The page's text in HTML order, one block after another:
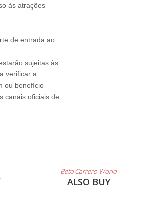
às atrações
de entrada ao
sujeitas às
verificar a
ou benefício
canais oficiais de
Beto Carrero World
ALSO BUY